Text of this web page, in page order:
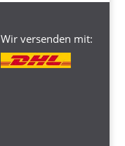
Wir versenden mit: